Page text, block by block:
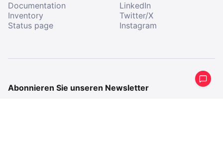
Documentation
Inventory
Status page
LinkedIn
Twitter/X
Instagram
Abonnieren Sie unseren Newsletter